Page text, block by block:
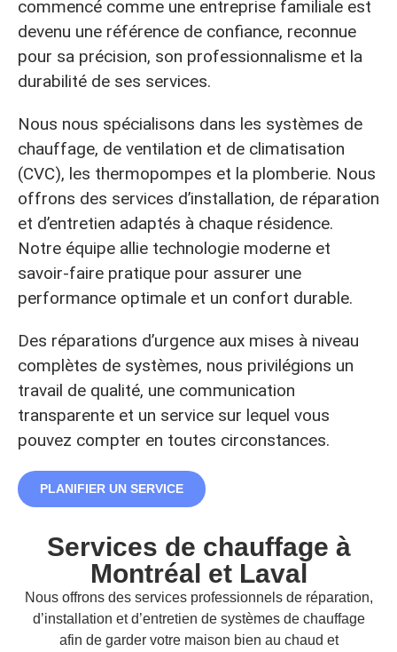
commencé comme une entreprise familiale est
devenu une référence de confiance, reconnue
pour sa précision, son professionnalisme et la
durabilité de ses services.
Nous nous spécialisons dans les systèmes de
chauffage, de ventilation et de climatisation
(CVC), les thermopompes et la plomberie. Nous
offrons des services d’installation, de réparation
et d’entretien adaptés à chaque résidence.
Notre équipe allie technologie moderne et
savoir-faire pratique pour assurer une
performance optimale et un confort durable.
Des réparations d’urgence aux mises à niveau
complètes de systèmes, nous privilégions un
travail de qualité, une communication
transparente et un service sur lequel vous
pouvez compter en toutes circonstances.
PLANIFIER UN SERVICE
Services de chauffage à
Montréal et Laval
Nous offrons des services professionnels de réparation,
d’installation et d’entretien de systèmes de chauffage
afin de garder votre maison bien au chaud et